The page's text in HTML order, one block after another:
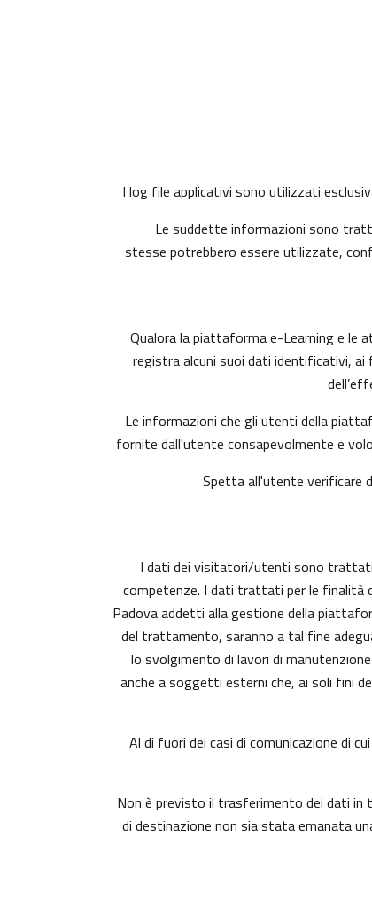
I log file applicativi sono utilizzati
Le suddette informazioni sono
stesse potrebbero essere utilizzate,
Qualora la piattaforma e-Learning e le
registra alcuni suoi dati identificativi,
Le informazioni che gli utenti della
fornite dall'utente consapevolmente e
Spetta all'utente verificare
I dati dei visitatori/utenti sono
competenze. I dati trattati per le finalità
Padova addetti alla gestione della
del trattamento, saranno a tal fine
lo svolgimento di lavori di
anche a soggetti esterni che, ai soli fini
Al di fuori dei casi di comunicazione di
Non è previsto il trasferimento dei dati in
di destinazione non sia stata emanata